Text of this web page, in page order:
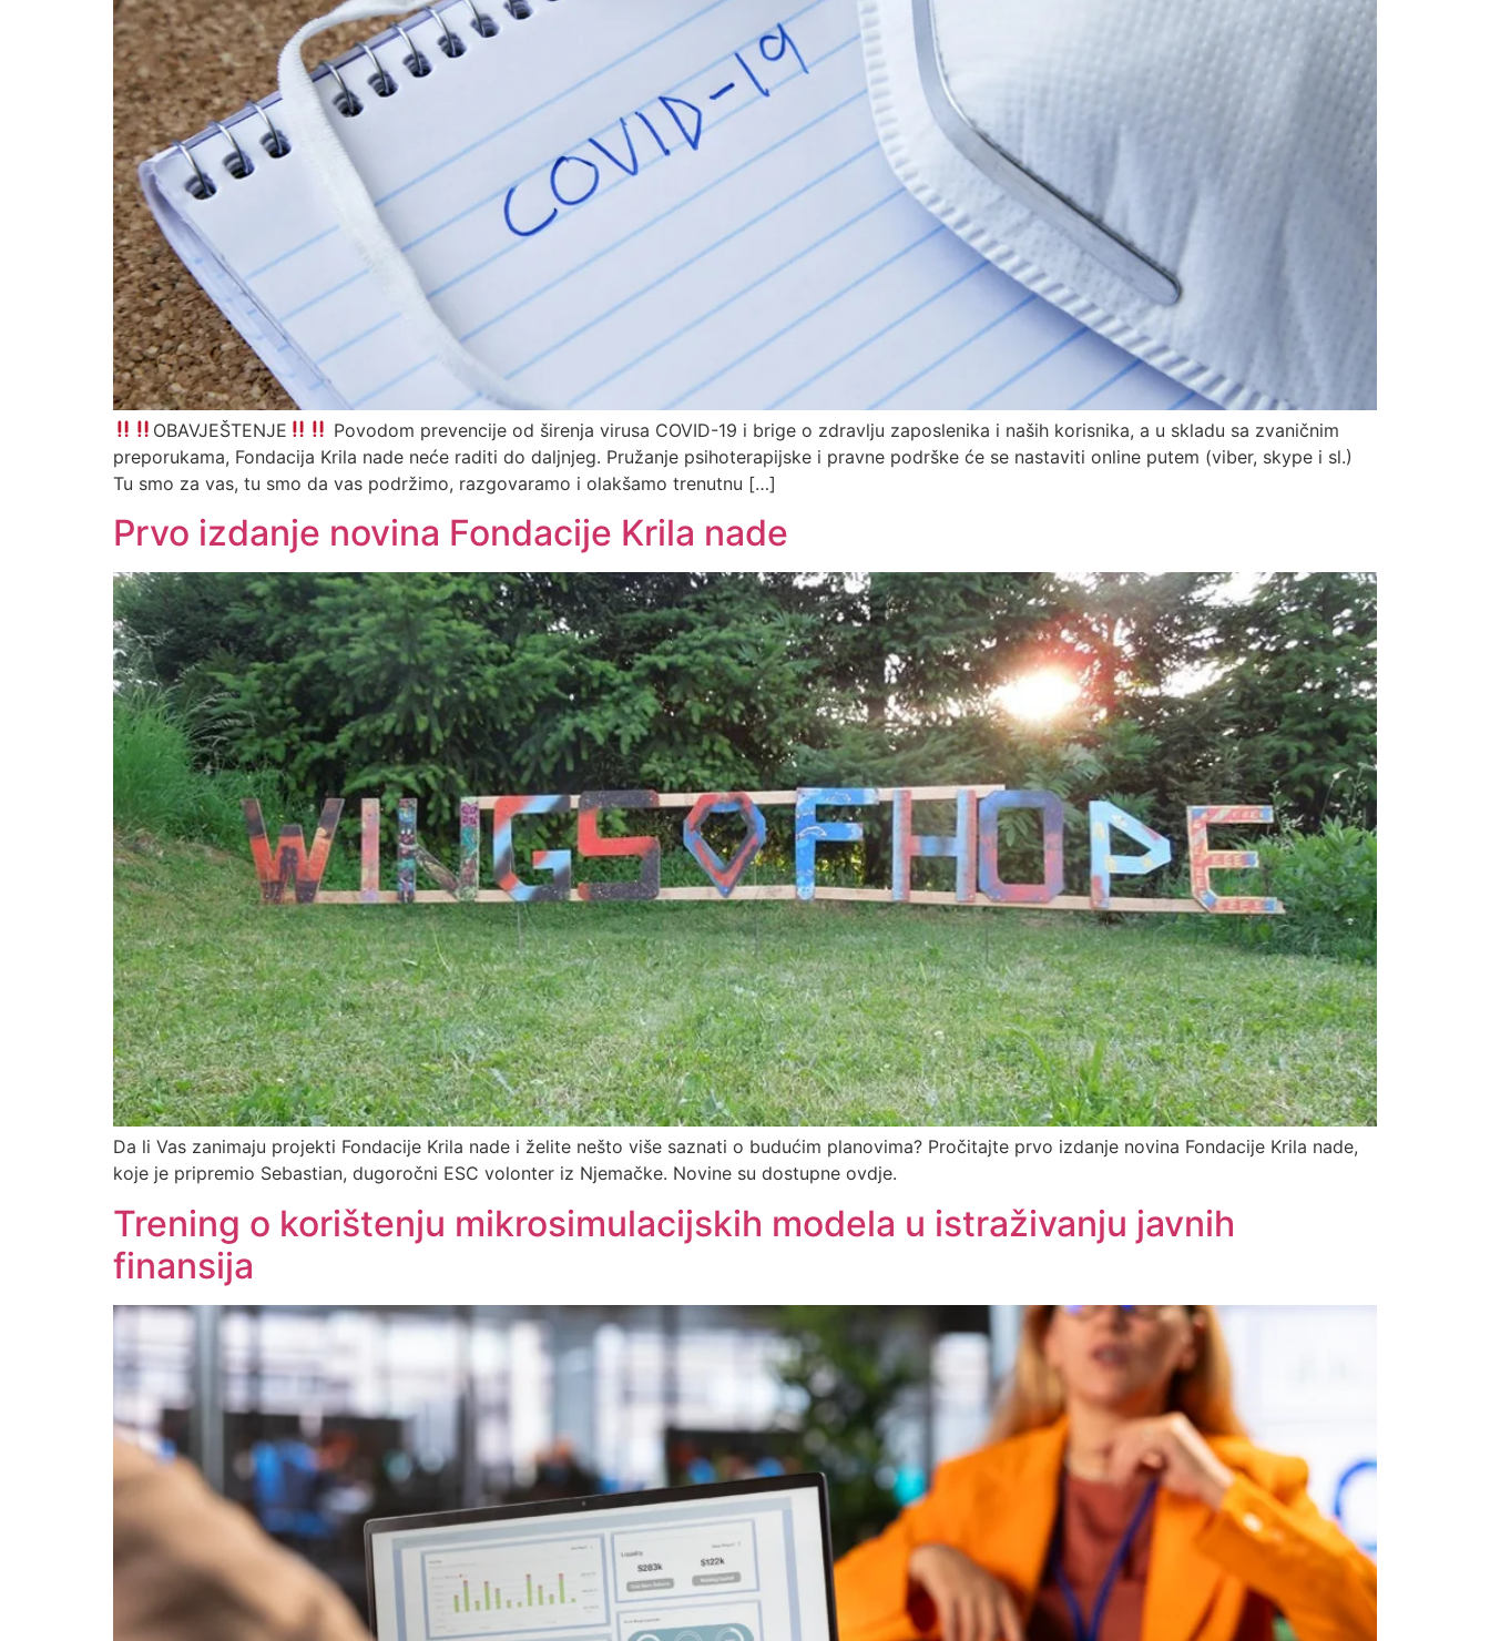
OBAVJEŠTENJE
Povodom prevencije od širenja virusa COVID-19 i brige o zdravlju zaposlenika i naših korisnika, a u skladu sa zvaničnim
preporukama, Fondacija Krila nade neće raditi do daljnjeg. Pružanje psihoterapijske i pravne podrške će se nastaviti online putem (viber, skype i sl.)
Tu smo za vas, tu smo da vas podržimo, razgovaramo i olakšamo trenutnu […]
Prvo izdanje novina Fondacije Krila nade
Da li Vas zanimaju projekti Fondacije Krila nade i želite nešto više saznati o budućim planovima? Pročitajte prvo izdanje novina Fondacije Krila nade,
koje je pripremio Sebastian, dugoročni ESC volonter iz Njemačke. Novine su dostupne ovdje.
Trening o korištenju mikrosimulacijskih modela u istraživanju javnih
finansija